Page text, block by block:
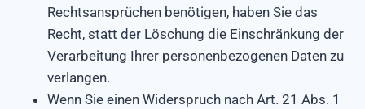
Rechtsansprüchen benötigen, haben Sie das
Recht, statt der Löschung die Einschränkung der
Verarbeitung Ihrer personenbezogenen Daten zu
verlangen.
Wenn Sie einen Widerspruch nach Art. 21 Abs. 1